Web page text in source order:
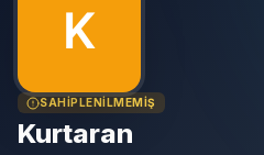
SAHIPLENILMEMIŞ
Kurtaran